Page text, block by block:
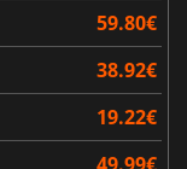
59.80€
38.92€
19.22€